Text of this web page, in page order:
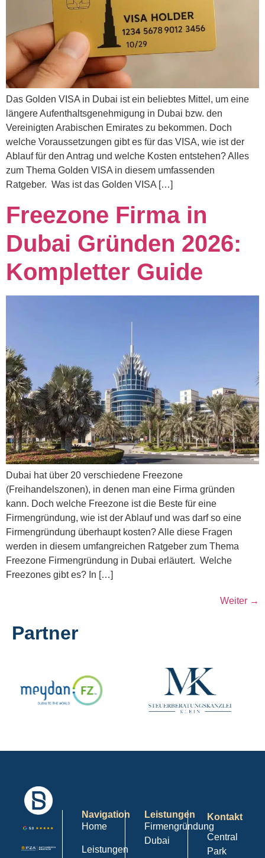
Das Golden VISA in Dubai ist ein beliebtes Mittel, um eine
längere Aufenthaltsgenehmigung in Dubai bzw. den
Vereinigten Arabischen Emirates zu bekommen. Doch
welche Voraussetzungen gibt es für das VISA, wie ist der
Ablauf für den Antrag und welche Kosten entstehen? Alles
zum Thema Golden VISA in diesem umfassenden
Ratgeber. Was ist das Golden VISA […]
Freezone Firma in
Dubai Gründen 2026:
Kompletter Guide
Dubai hat über 20 verschiedene Freezone
(Freihandelszonen), in denen man eine Firma gründen
kann. Doch welche Freezone ist die Beste für eine
Firmengründung, wie ist der Ablauf und was darf so eine
Firmengründung überhaupt kosten? Alle diese Fragen
werden in diesem umfangreichen Ratgeber zum Thema
Freezone Firmengründung in Dubai erläutert. Welche
Freezones gibt es? In […]
Weiter →
Partner
Navigation
Home
Leistungen
Leistungen
Firmengründung
Dubai
Kontakt
Central
Park